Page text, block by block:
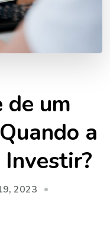
de um
a
Investir?
2023